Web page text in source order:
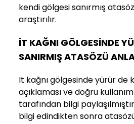
kendi gölgesi sanırmış
araştırılır.
İT KAĞNI GÖLGESİNDE
SANIRMIŞ ATASÖZÜ
İt kağnı gölgesinde yürür de
açıklaması ve doğru
tarafından bilgi
bilgi edindikten sonra